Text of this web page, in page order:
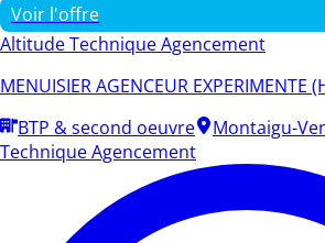
Voir l'offre
Altitude Technique Agencement
MENUISIER AGENCEUR EXPERIMENTE
BTP & second oeuvre
Montaigu-
Technique Agencement